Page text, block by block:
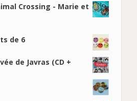
Crossing - Marie et
de 6
de Javras (CD +